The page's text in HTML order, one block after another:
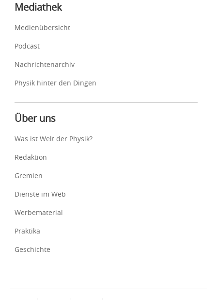
Mediathek
Medienübersicht
Podcast
Nachrichtenarchiv
Physik hinter den Dingen
Über uns
Was ist Welt der Physik?
Redaktion
Gremien
Dienste im Web
Werbematerial
Praktika
Geschichte